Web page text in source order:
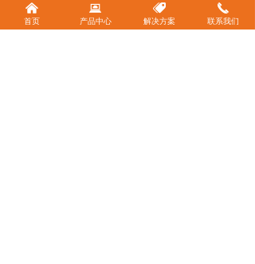
总线接口 RS485*1, CAN*1
参数配置 本地网页配置、远程配置
낀
首页
뀵
产品中心
뀄
解决方案
끅
联系我们